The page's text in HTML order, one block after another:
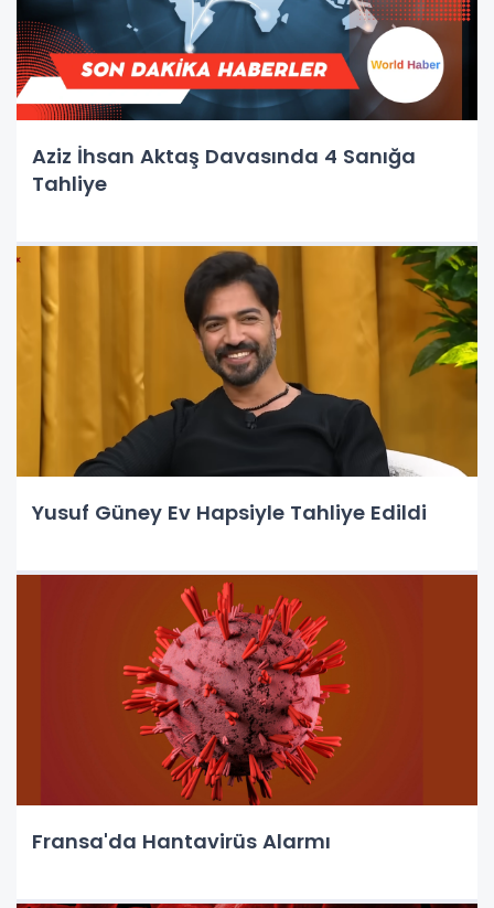
Aziz İhsan Aktaş Davasında 4 Sanığa
Tahliye
Yusuf Güney Ev Hapsiyle Tahliye Edildi
Fransa'da Hantavirüs Alarmı